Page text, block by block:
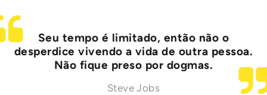
Seu tempo é limitado, então não o
desperdice vivendo a vida de outra pessoa.
Não fique preso por dogmas.
Steve Jobs